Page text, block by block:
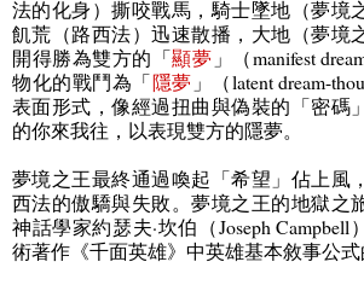
法的化身）撕咬戰馬，騎士墜地（夢境
飢荒（路西法）迅速散播，大地（夢境
開得勝為雙方的「顯夢 」（manifest
物化的戰鬥為「隱夢 」（latent dream-
表面形式，像經過扭曲與偽裝的「密碼
的你來我往，以表現雙方的隱夢。
夢境之王最終通過喚起「希望」佔上風
西法的傲驕與失敗。夢境之王的地獄之
神話學家約瑟夫·坎伯（Joseph Campbell
術著作《千面英雄》中英雄基本敘事公式